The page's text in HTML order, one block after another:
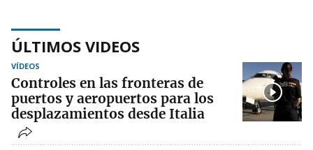
ÚLTIMOS VIDEOS
VÍDEOS
Controles en las fronteras de
puertos y aeropuertos para los
desplazamientos desde Italia